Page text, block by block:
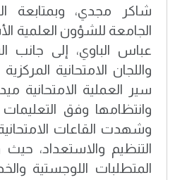
شاكر مجدي، وبمتابعة
الجامعة للشؤون العلمية
عباس الباوي، إلى جانب
واللجان الامتحانية
سير العملية الامتحانية
وانتظامها وفق
وشهدت القاعات
التنظيم والاستعداد،
المتطلبات اللوجستية